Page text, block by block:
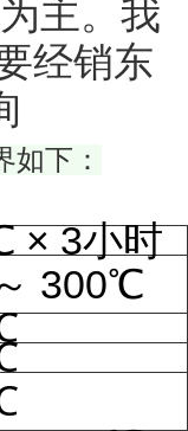
主。我
经销东
如下：
× 3小时
300℃